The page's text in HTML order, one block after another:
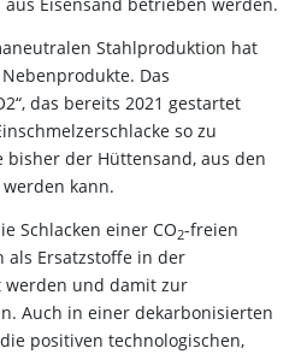
Stahlproduktion hat
Das
das bereits 2021 gestartet
so zu
bisher der Hüttensand, aus den
kann.
Schlacken einer CO2-freien
als Ersatzstoffe in der
und damit zur
Auch in einer dekarbonisierten
positiven technologischen,